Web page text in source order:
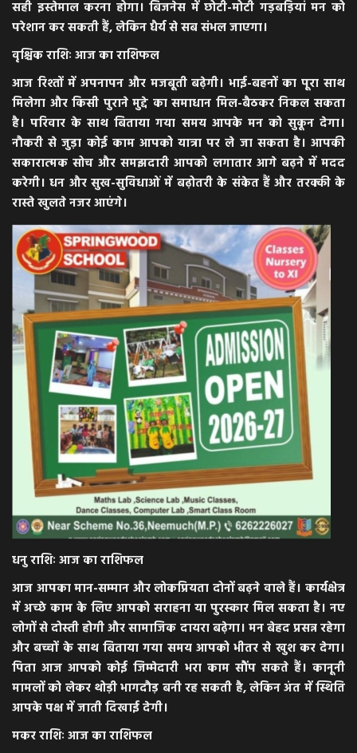
सही इस्तेमाल करना होगा। बिजनेस में छोटी-मोटी गड़बड़ियां मन को
परेशान कर सकती हैं, लेकिन धैर्य से सब संभल जाएगा।
वृश्चिक राशिः आज का राशिफल
आज रिश्तों में अपनापन और मजबूती बढ़ेगी। भाई-बहनों का पूरा साथ
मिलेगा और किसी पुराने मुद्दे का समाधान मिल-बैठकर निकल सकता
है। परिवार के साथ बिताया गया समय आपके मन को सुकून देगा।
नौकरी से जुड़ा कोई काम आपको यात्रा पर ले जा सकता है। आपकी
सकारात्मक सोच और समझदारी आपको लगातार आगे बढ़ने में मदद
करेगी। धन और सुख-सुविधाओं में बढ़ोतरी के संकेत हैं और तरक्की के
रास्ते खुलते नजर आएंगे।
धनु राशिः आज का राशिफल
आज आपका मान-सम्मान और लोकप्रियता दोनों बढ़ने वाले हैं। कार्यक्षेत्र
में अच्छे काम के लिए आपको सराहना या पुरस्कार मिल सकता है। नए
लोगों से दोस्ती होगी और सामाजिक दायरा बढ़ेगा। मन बेहद प्रसन्न रहेगा
और बच्चों के साथ बिताया गया समय आपको भीतर से खुश कर देगा।
पिता आज आपको कोई जिम्मेदारी भरा काम सौंप सकते हैं। कानूनी
मामलों को लेकर थोड़ी भागदौड़ बनी रह सकती है, लेकिन अंत में स्थिति
आपके पक्ष में जाती दिखाई देगी।
मकर राशिः आज का राशिफल